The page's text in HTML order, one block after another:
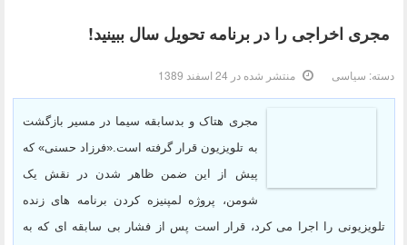
مجری اخراجی را در برنامه تحویل سال ببینید!
دسته: سیاسی منتشر شده در 24 اسفند 1389
مجری هتاک و بدسابقه سیما در مسیر بازگشت
به تلویزیون قرار گرفته است.«فرزاد حسنی» که
پیش از این ضمن ظاهر شدن در نقش یک
شومن، پروژه لمپنیزه کردن برنامه های زنده
تلویزیونی را اجرا می کرد، قرار است پس از فشار بی سابقه ای که به